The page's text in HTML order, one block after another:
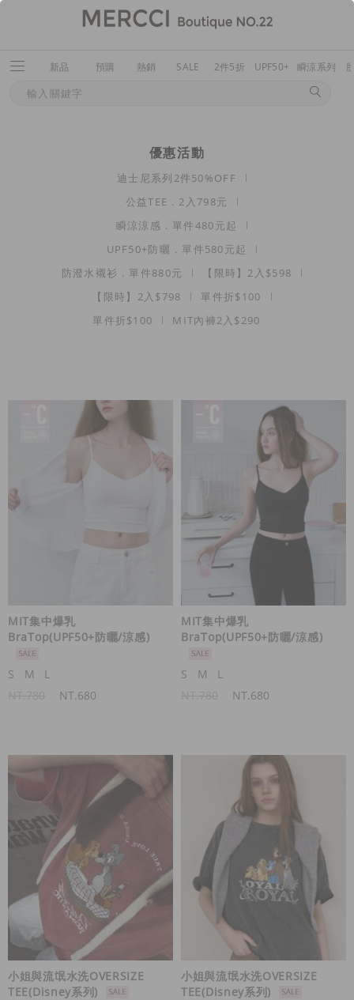
新品 預購 熱銷 SALE 2件5折 UPF50+ 瞬涼系列
優惠活動
迪士尼系列2件50%OFF
公益TEE．2入798元
瞬涼涼感．單件480元起
UPF50+防曬．單件580元起
防潑水襯衫．單件880元
【限時】2入$598
【限時】2入$798
單件折$100
單件折$100
MIT內褲2入$290
MIT集中爆乳
BraTop(UPF50+防曬/涼感)
S M
L
NT.680
MIT集中爆乳
BraTop(UPF50+防曬/涼感)
S M
L
NT.680
小姐與流氓水洗OVERSIZE
TEE(Disney系列)
小姐與流氓水洗OVERSIZE
TEE(Disney系列)